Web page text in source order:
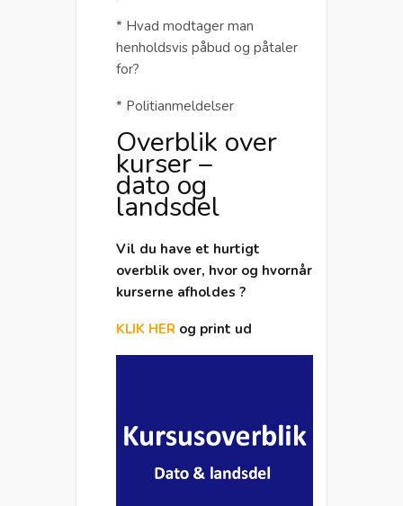
* Hvad modtager man
henholdsvis påbud og påtaler
for?
* Politianmeldelser
Overblik over
kurser –
dato og
landsdel
Vil du have et hurtigt
overblik over, hvor og hvornår
kurserne afholdes ?
KLIK HER og print ud